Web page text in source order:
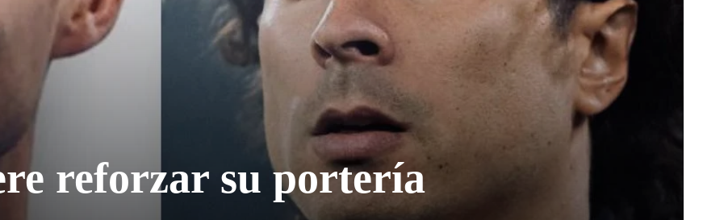
reforzar su portería